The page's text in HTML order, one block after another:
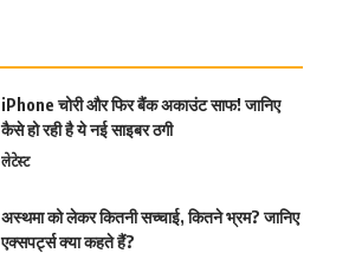
iPhone चोरी और फिर बैंक अकाउंट साफ! जानिए
कैसे हो रही है ये नई साइबर ठगी
लेटेस्ट
अस्थमा को लेकर कितनी सच्चाई, कितने भ्रम? जानिए
एक्सपर्ट्स क्या कहते हैं?